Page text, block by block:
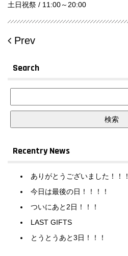
土日祝祭 / 11:00～20:00
Prev
Search
Recentry News
ありがとうございました！！！
今日は最後の日！！！！
ついにあと2日！！！
LAST GIFTS
とうとうあと3日！！！